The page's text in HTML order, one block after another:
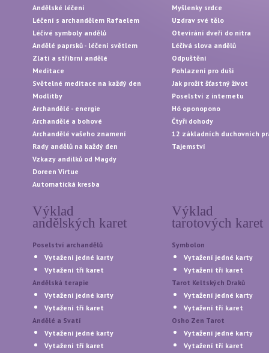
Andělské léčení
Léčení s archandělem Rafaelem
Léčivé symboly andělů
Andělé paprsků - léčení světlem
Zlatí a stříbrní andělé
Meditace
Světelné meditace na každý den
Modlitby
Archandělé - energie
Archandělé a bohové
Archandělé vašeho znamení
Rady andělů na každý den
Vzkazy andílků od Magdy
Doreen Virtue
Automatická kresba
Myšlenky srdce
Uzdrav své tělo
Otevírání dveří do nitra
Léčivá slova andělů
Odpuštění
Pohlazení pro duši
Jak prožít šťastný život
Poselství z internetu
Hó oponopono
Čtyři dohody
12 základních duchovních
Tajemství
Výklad
andělských karet
Poselství archandělů
Vytažení jedné karty
Vytažení tří karet
Andělská terapie
Vytažení jedné karty
Vytažení tří karet
Andělé a Svatí
Vytažení jedné karty
Vytažení tří karet
Výklad
tarotových karet
Symbolon
Vytažení jedné karty
Vytažení tří karet
Tarot Keltských Draků
Vytažení jedné karty
Vytažení tří karet
Osho Zen Tarot
Vytažení jedné karty
Vytažení tří karet